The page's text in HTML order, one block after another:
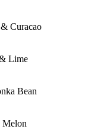
Curacao
Lime
Bean
Melon